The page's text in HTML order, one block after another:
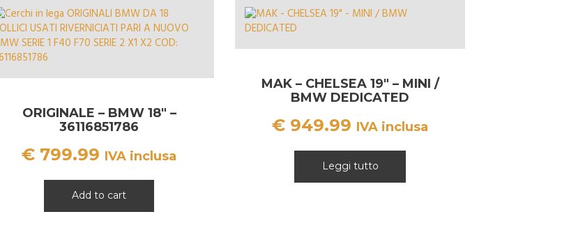
ORIGINALE – BMW 18″ –
36116851786
€ 799.99 IVA inclusa
Add to cart
MAK – CHELSEA 19″ – MINI /
BMW DEDICATED
€ 949.99 IVA inclusa
Leggi tutto